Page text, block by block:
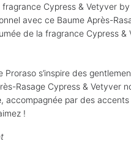
Cypress & Vetyver
avec ce Baume Après-
de la fragrance Cypress
Proraso s’inspire des
Rasage Cypress & Vetyver
, accompagnée par des
!